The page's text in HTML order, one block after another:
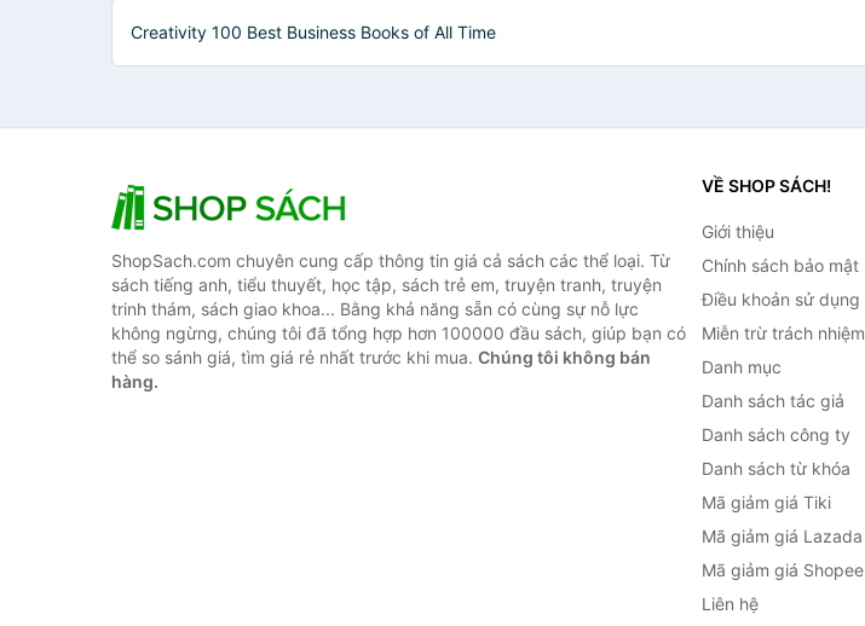
Creativity 100 Best Business Books of All Time
ShopSach.com chuyên cung cấp thông tin giá cả sách các thể loại. Từ
sách tiếng anh, tiểu thuyết, học tập, sách trẻ em, truyện tranh, truyện
trinh thám, sách giao khoa... Bằng khả năng sẵn có cùng sự nỗ lực
không ngừng, chúng tôi đã tổng hợp hơn 100000 đầu sách, giúp bạn có
thể so sánh giá, tìm giá rẻ nhất trước khi mua. Chúng tôi không bán
hàng.
VỀ SHOP SÁCH!
Giới thiệu
Chính sách bảo mật
Điều khoản sử dụng
Miễn trừ trách nhiệm
Danh mục
Danh sách tác giả
Danh sách công ty
Danh sách từ khóa
Mã giảm giá Tiki
Mã giảm giá Lazada
Mã giảm giá Shopee
Liên hệ